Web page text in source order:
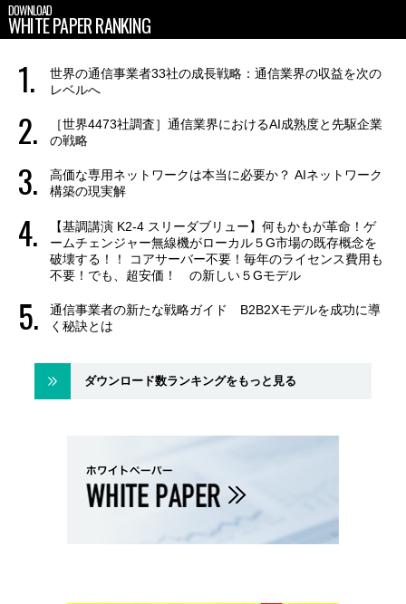
DOWNLOAD
WHITE PAPER RANKING
世界の通信事業者33社の成長戦略：通信業界の収益を次の
レベルへ
［世界4473社調査］通信業界におけるAI成熟度と先駆企業
の戦略
高価な専用ネットワークは本当に必要か？ AIネットワーク
構築の現実解
【基調講演 K2-4 スリーダブリュー】何もかもが革命！ゲ
ームチェンジャー無線機がローカル５G市場の既存概念を
破壊する！！ コアサーバー不要！毎年のライセンス費用も
不要！でも、超安価！ の新しい５Gモデル
通信事業者の新たな戦略ガイド B2B2Xモデルを成功に導
く秘訣とは
ダウンロード数ランキングをもっと見る